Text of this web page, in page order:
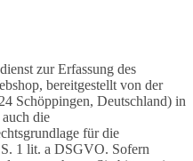
zur Erfassung des
bereitgestellt von der
Schöppingen, Deutschland) in
die
für die
1 lit. a DSGVO. Sofern